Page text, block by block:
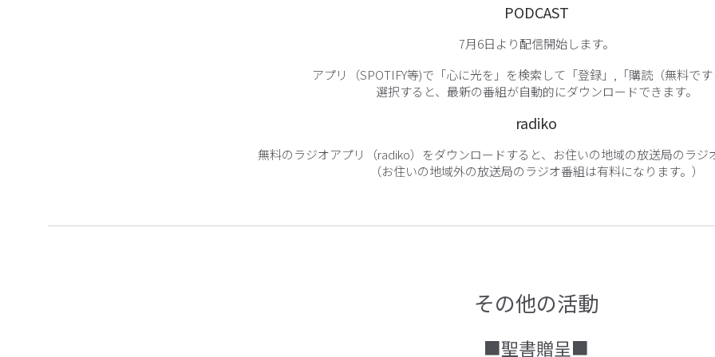
PODCAST
7月6日より配信開始します。
アプリ（SPOTIFY等)で「心に光を」を検索して「登録」,「購読（無料で
選択すると、最新の番組が自動的にダウンロードできます。
radiko
無料のラジオアプリ（radiko）をダウンロードすると、お住いの地域の放送局のラジ
（お住いの地域外の放送局のラジオ番組は有料になります。）
その他の活動
■聖書贈呈■